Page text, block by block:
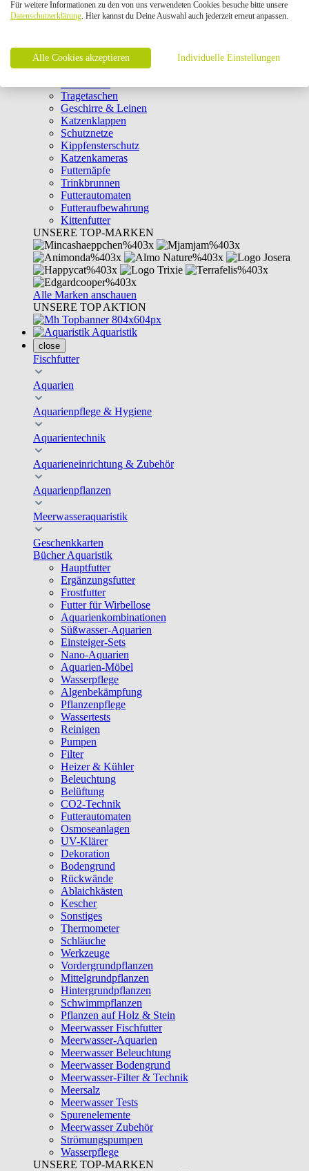
Intelligenzspielzeug
Laserpointer & Elektrospielzeug
Clicker & Target Sticks für Katzen
Weiteres Katzenspielzeug
Transportboxen
Tragetaschen
Geschirre & Leinen
Katzenklappen
Schutznetze
Kippfensterschutz
Katzenkameras
Futternäpfe
Trinkbrunnen
Futterautomaten
Futteraufbewahrung
Kittenfutter
UNSERE TOP-MARKEN
Alle Marken anschauen
UNSERE TOP AKTION
Aquaristik
close
Fischfutter
Aquarien
Aquarienpflege & Hygiene
Aquarientechnik
Aquarieneinrichtung & Zubehör
Aquarienpflanzen
Meerwasseraquaristik
Geschenkkarten
Bücher Aquaristik
Hauptfutter
Ergänzungsfutter
Frostfutter
Futter für Wirbellose
Aquarienkombinationen
Süßwasser-Aquarien
Einsteiger-Sets
Nano-Aquarien
Aquarien-Möbel
Wasserpflege
Algenbekämpfung
Pflanzenpflege
Wassertests
Reinigen
Pumpen
Filter
Heizer & Kühler
Beleuchtung
Belüftung
CO2-Technik
Futterautomaten
Osmoseanlagen
UV-Klärer
Dekoration
Bodengrund
Rückwände
Ablaichkästen
Kescher
Sonstiges
Thermometer
Schläuche
Werkzeuge
Vordergrundpflanzen
Mittelgrundpflanzen
Hintergrundpflanzen
Schwimmpflanzen
Pflanzen auf Holz & Stein
Meerwasser Fischfutter
Meerwasser-Aquarien
Meerwasser Beleuchtung
Meerwasser Bodengrund
Meerwasser-Filter & Technik
Meersalz
Meerwasser Tests
Spurenelemente
Meerwasser Zubehör
Strömungspumpen
Wasserpflege
UNSERE TOP-MARKEN
Für weitere Informationen zu den von uns verwendeten Cookies besuche bitte unsere
Datenschutzerklärung. Hier kannst du Deine Auswahl auch jederzeit erneut anpassen.
Alle Cookies akzeptieren Individuelle Einstellungen